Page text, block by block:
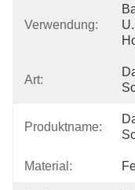
Verwendung:
Art:
Produktname:
Material: